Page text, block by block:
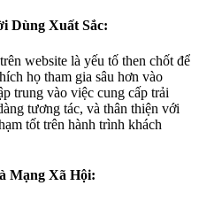
Dùng Xuất Sắc:
website là yếu tố then chốt để
họ tham gia sâu hơn vào
trung vào việc cung cấp trải
tương tác, và thân thiện với
tốt trên hành trình khách
Mạng Xã Hội: